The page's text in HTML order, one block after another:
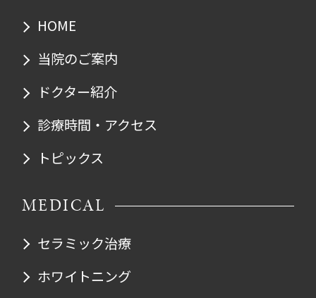
HOME
当院のご案内
ドクター紹介
診療時間・アクセス
トピックス
MEDICAL
セラミック治療
ホワイトニング